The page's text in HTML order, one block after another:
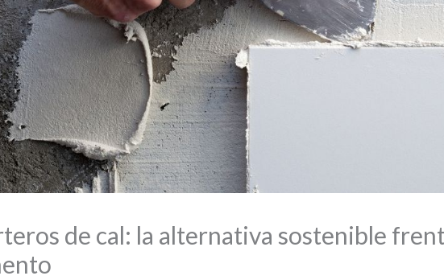
de cal: la alternativa sostenible